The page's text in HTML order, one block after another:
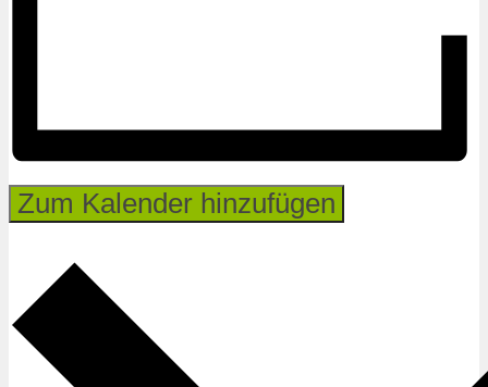
Zum Kalender hinzufügen